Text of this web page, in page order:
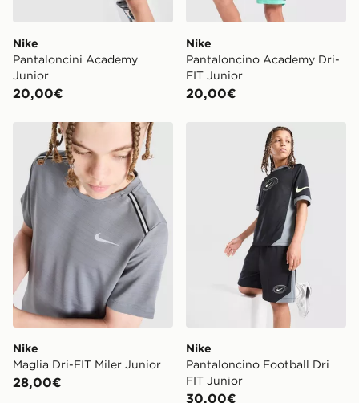
Nike
Pantaloncini Academy
Junior
20,00€
Nike
Pantaloncino Academy Dri-
FIT Junior
20,00€
Nike Maglia Dri-FIT Miler Junior
Nike
Maglia Dri-FIT Miler Junior
28,00€
Nike Pantaloncino
Nike
Pantaloncino Football Dri
FIT Junior
30,00€